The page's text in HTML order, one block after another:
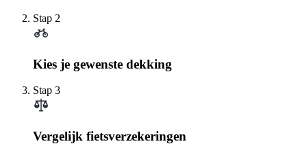
Stap 2
Kies je gewenste dekking
Stap 3
Vergelijk fietsverzekeringen